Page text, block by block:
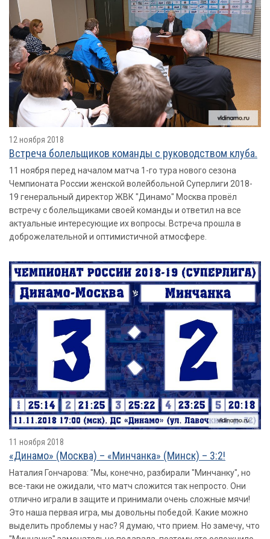
12 ноября 2018
Встреча болельщиков команды с руководством клуба.
11 ноября перед началом матча 1-го тура нового сезона
Чемпионата России женской волейбольной Суперлиги 2018-
19 генеральный директор ЖВК "Динамо" Москва провёл
встречу с болельщиками своей команды и ответил на все
актуальные интересующие их вопросы. Встреча прошла в
доброжелательной и оптимистичной атмосфере.
11 ноября 2018
«Динамо» (Москва) – «Минчанка» (Минск) – 3:2!
Наталия Гончарова: "Мы, конечно, разбирали "Минчанку", но
все-таки не ожидали, что матч сложится так непросто. Они
отлично играли в защите и принимали очень сложные мячи!
Это наша первая игра, мы довольны победой. Какие можно
выделить проблемы у нас? Я думаю, что прием. Но замечу, что